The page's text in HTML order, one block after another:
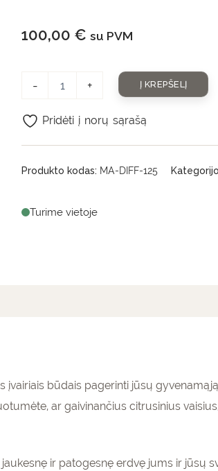
100,00 € su PVM
- + Į KREPŠELĮ
Produkto kodas: MA-DIFF-125
Turime vietoje
Pridėti į norų sąrašą
įvairiais būdais pagerinti jūsų
ar gaivinančius citrusinius
ir patogesnę erdvę jums ir jūsų